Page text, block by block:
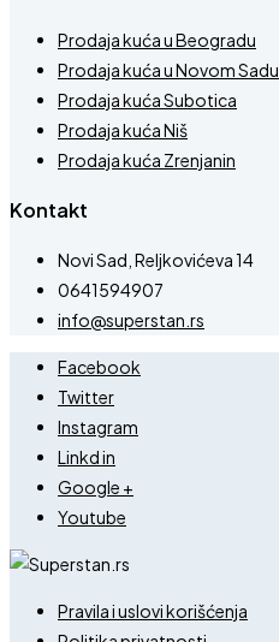
Prodaja kuća u Beogradu
Prodaja kuća u Novom Sadu
Prodaja kuća Subotica
Prodaja kuća Niš
Prodaja kuća Zrenjanin
Kontakt
Novi Sad, Reljkovićeva 14
0641594907
info@superstan.rs
Facebook
Twitter
Instagram
Linkd in
Google +
Youtube
Pravila i uslovi korišćenja